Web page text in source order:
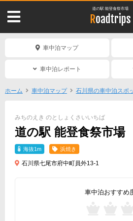
道の駅 能登食祭市場
Roadtrips
車中泊マップ
車中泊レポート
ホーム 車中泊マップ 石川県の車中泊スポ
みちのえき のとしょくさいいちば
道の駅 能登食祭市場
海抜1m 浜焼き
石川県七尾市府中町員外13-1
車中泊おすすめ